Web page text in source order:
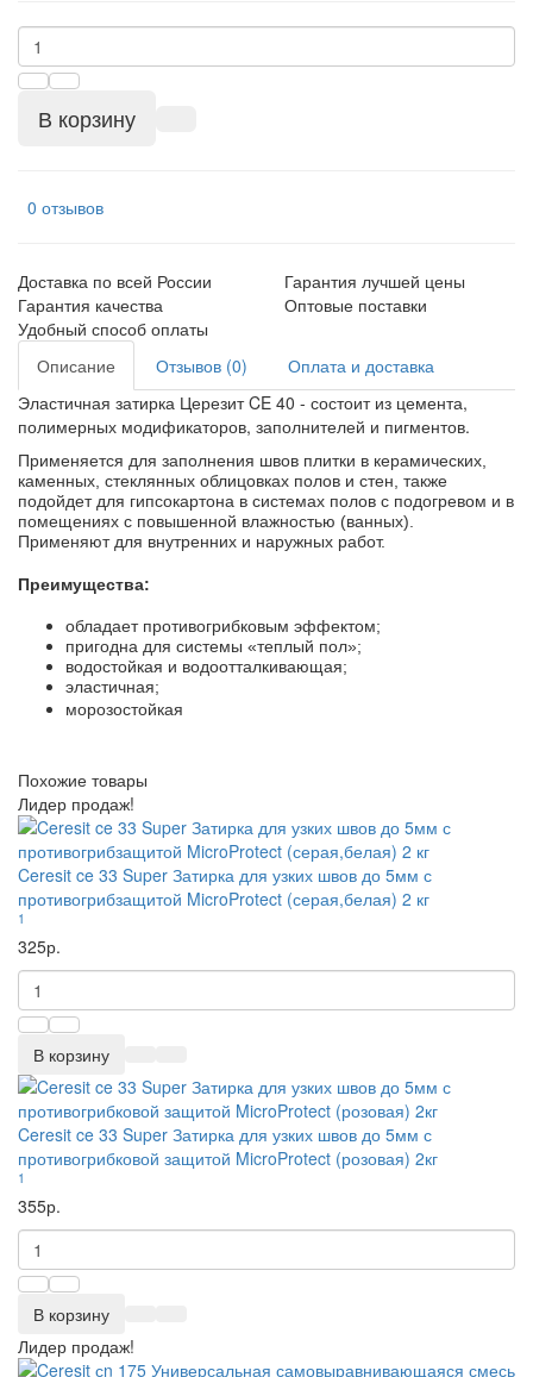
В корзину
0 отзывов
Доставка по всей России
Гарантия лучшей цены
Гарантия качества
Оптовые поставки
Удобный способ оплаты
Описание
Отзывов (0)
Оплата и доставка
Эластичная затирка Церезит CE 40 - состоит из цемента,
полимерных модификаторов, заполнителей и пигментов.
Применяется для заполнения швов плитки в керамических,
каменных, стеклянных облицовках полов и стен, также
подойдет для гипсокартона в системах полов с подогревом и в
помещениях с повышенной влажностью (ванных).
Применяют для внутренних и наружных работ.
Преимущества:
обладает противогрибковым эффектом;
пригодна для системы «теплый пол»;
водостойкая и водоотталкивающая;
эластичная;
морозостойкая
Похожие товары
Лидер продаж!
Ceresit ce 33 Super Затирка для узких швов до 5мм с
противогрибзащитой MicroProtect (серая,белая) 2 кг
1
325р.
В корзину
Ceresit ce 33 Super Затирка для узких швов до 5мм с
противогрибковой защитой MicroProtect (розовая) 2кг
1
355р.
В корзину
Лидер продаж!